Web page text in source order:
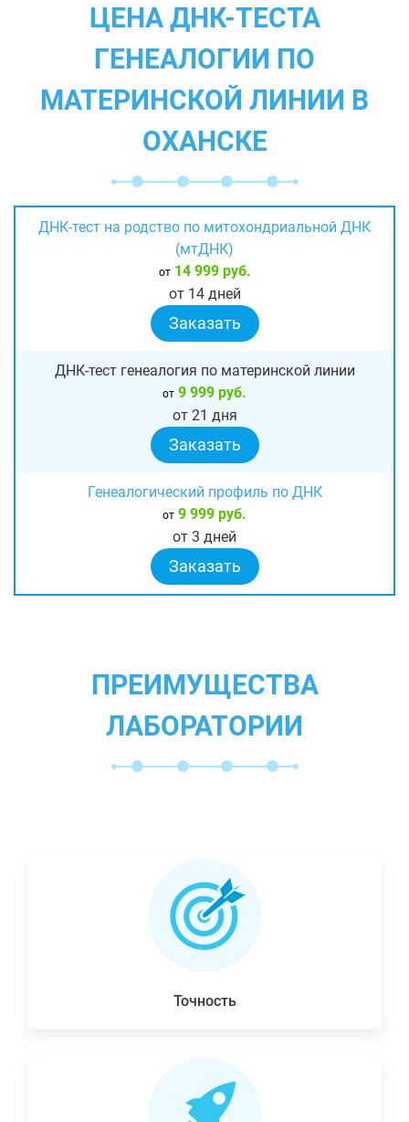
ЦЕНА ДНК-ТЕСТА
ГЕНЕАЛОГИИ ПО
МАТЕРИНСКОЙ ЛИНИИ В
ОХАНСКЕ
ДНК-тест на родство по митохондриальной ДНК
(мтДНК)
от14 999 руб.
от 14 дней
Заказать
ДНК-тест генеалогия по материнской линии
от 9 999 руб.
от 21 дня
Заказать
Генеалогический профиль по ДНК
от 9 999 руб.
от 3 дней
Заказать
ПРЕИМУЩЕСТВА
ЛАБОРАТОРИИ
Точность